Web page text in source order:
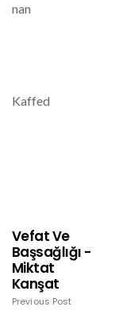
nan
Kaffed
Vefat Ve
Başsağlığı -
Miktat
Kanşat
Previous Post